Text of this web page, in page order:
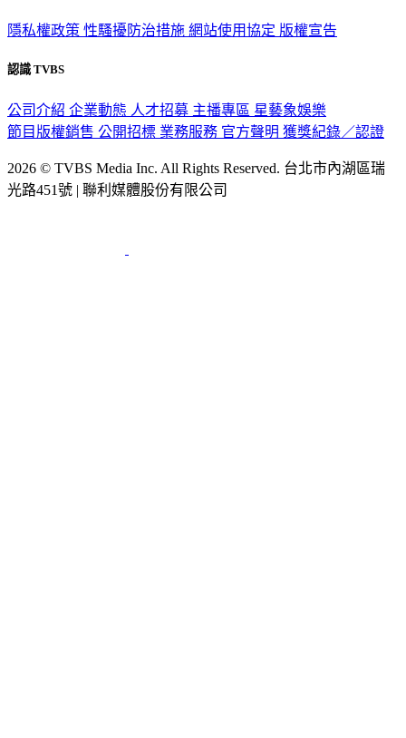
隱私權政策 性騷擾防治措施 網站使用協定 版權宣告
認識 TVBS
公司介紹 企業動態 人才招募 主播專區 星藝象娛樂
節目版權銷售 公開招標 業務服務 官方聲明 獲獎紀錄／認證
2026 © TVBS Media Inc. All Rights Reserved. 台北市內湖區瑞
光路451號 | 聯利媒體股份有限公司